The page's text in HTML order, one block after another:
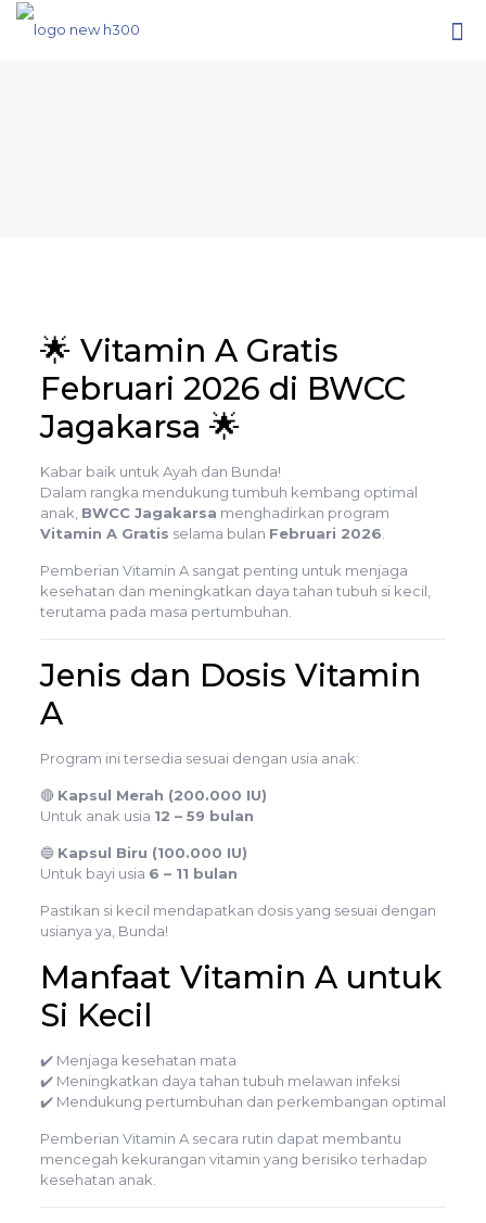
🌟 Vitamin A Gratis
Februari 2026 di BWCC
Jagakarsa 🌟
Kabar baik untuk Ayah dan Bunda!
Dalam rangka mendukung tumbuh kembang optimal
anak, BWCC Jagakarsa menghadirkan program
Vitamin A Gratis selama bulan Februari 2026
Pemberian Vitamin A sangat penting untuk menjaga
kesehatan dan meningkatkan daya tahan tubuh si kecil,
terutama pada masa pertumbuhan.
Jenis dan Dosis Vitamin
A
Program ini tersedia sesuai dengan usia anak:
🔴 Kapsul Merah (200.000 IU)
Untuk anak usia 12 – 59 bulan
🔵 Kapsul Biru (100.000 IU)
Untuk bayi usia 6 – 11 bulan
Pastikan si kecil mendapatkan dosis yang sesuai dengan
usianya ya, Bunda!
Manfaat Vitamin A untuk
Si Kecil
✔️ Menjaga kesehatan mata
✔️ Meningkatkan daya tahan tubuh melawan infeksi
✔️ Mendukung pertumbuhan dan perkembangan optimal
Pemberian Vitamin A secara rutin dapat membantu
mencegah kekurangan vitamin yang berisiko terhadap
kesehatan anak.